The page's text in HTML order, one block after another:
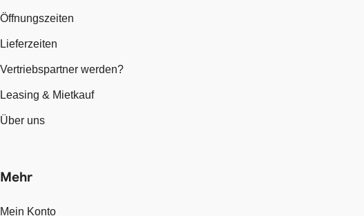
Öffnungszeiten
Lieferzeiten
Vertriebspartner werden?
Leasing & Mietkauf
Über uns
Mehr
Mein Konto